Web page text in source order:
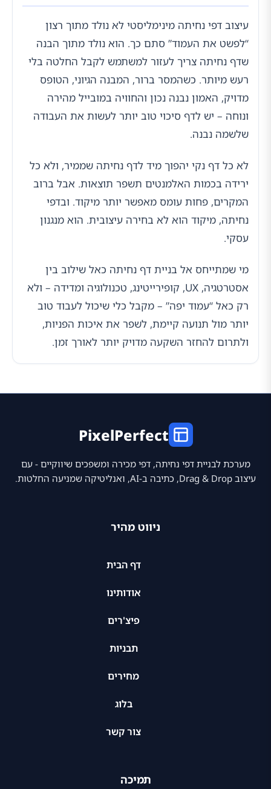
עיצוב דפי נחיתה מינימליסטי לא נולד מתוך רצון
“לפשט את העמוד” סתם כך. הוא נולד מתוך הבנה
שדף נחיתה צריך לעזור למשתמש לקבל החלטה בלי
רעש מיותר. כשהמסר ברור, המבנה הגיוני, הטופס
מדויק, האמון נבנה נכון והחוויה במובייל מהירה
ונוחה – יש לדף סיכוי טוב יותר לעשות את העבודה
שלשמה נבנה.
לא כל דף נקי יהפוך מיד לדף נחיתה שממיר, ולא כל
ירידה בכמות האלמנטים תשפר תוצאות. אבל ברוב
המקרים, פחות עומס מאפשר יותר מיקוד. ובדפי
נחיתה, מיקוד הוא לא בחירה עיצובית. הוא מנגנון
עסקי.
מי שמתייחס אל בניית דף נחיתה כאל שילוב בין
אסטרטגיה, UX, קופירייטינג, טכנולוגיה ומדידה – ולא
רק כאל “עמוד יפה” – מקבל כלי שיכול לעבוד טוב
יותר מול תנועה קיימת, לשפר את איכות הפניות,
ולתרום להחזר השקעה מדויק יותר לאורך זמן.
PixelPerfect
מערכת לבניית דפי נחיתה, דפי מכירה ומשפכים שיווקיים - עם
עיצוב Drag & Drop, כתיבה ב-AI, ואנליטיקה שמניעה החלטות.
ניווט מהיר
דף הבית
אודותינו
פיצ'רים
תבניות
מחירים
בלוג
צור קשר
תמיכה